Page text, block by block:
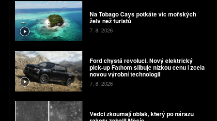
Na Tobago Cays potkáte víc mořských
želv než turistů
7. 8. 2026
Ford chystá revoluci. Nový elektrický
pick-up Fathom slibuje nízkou cenu i zcela
novou výrobní technologii
7. 8. 2026
Vědci zkoumají oblak, který po nárazu